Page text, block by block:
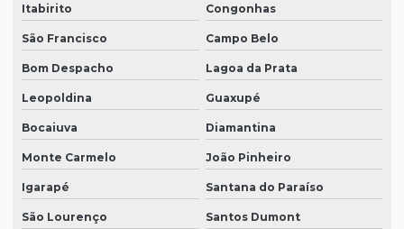
Itabirito Congonhas
São Francisco Campo Belo
Bom Despacho Lagoa da Prata
Leopoldina Guaxupé
Bocaiuva Diamantina
Monte Carmelo João Pinheiro
Igarapé Santana do Paraíso
São Lourenço Santos Dumont